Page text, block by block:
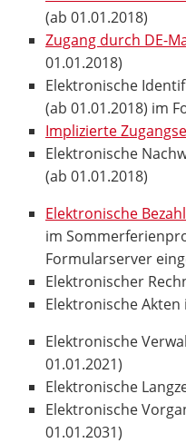
(ab 01.01.2018)
Zugang durch DE-
01.01.2018)
Elektronische
(ab 01.01.2018) im
Implizierte
Elektronische
(ab 01.01.2018)
Elektronische
im
Formularserver
Elektronischer
Elektronische Akten
Elektronische
01.01.2021)
Elektronische
Elektronische
01.01.2031)